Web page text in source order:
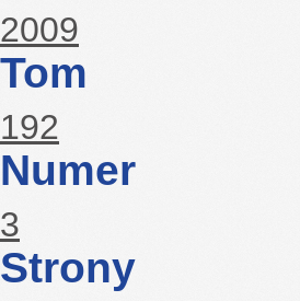
2009
Tom
192
Numer
3
Strony